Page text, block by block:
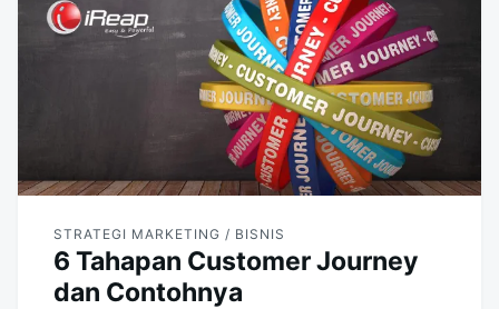
STRATEGI MARKETING / BISNIS
6 Tahapan Customer Journey
dan Contohnya